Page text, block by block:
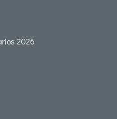
2026